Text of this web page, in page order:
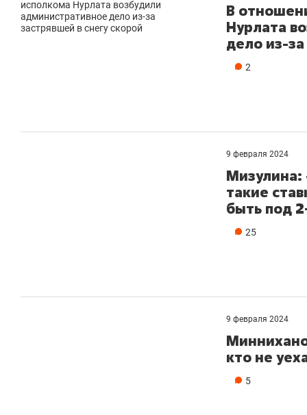
В
Нурлата
дело из-
2
9 февраля 2024
Мизулина:
такие
быть под
25
9 февраля 2024
кто не
5